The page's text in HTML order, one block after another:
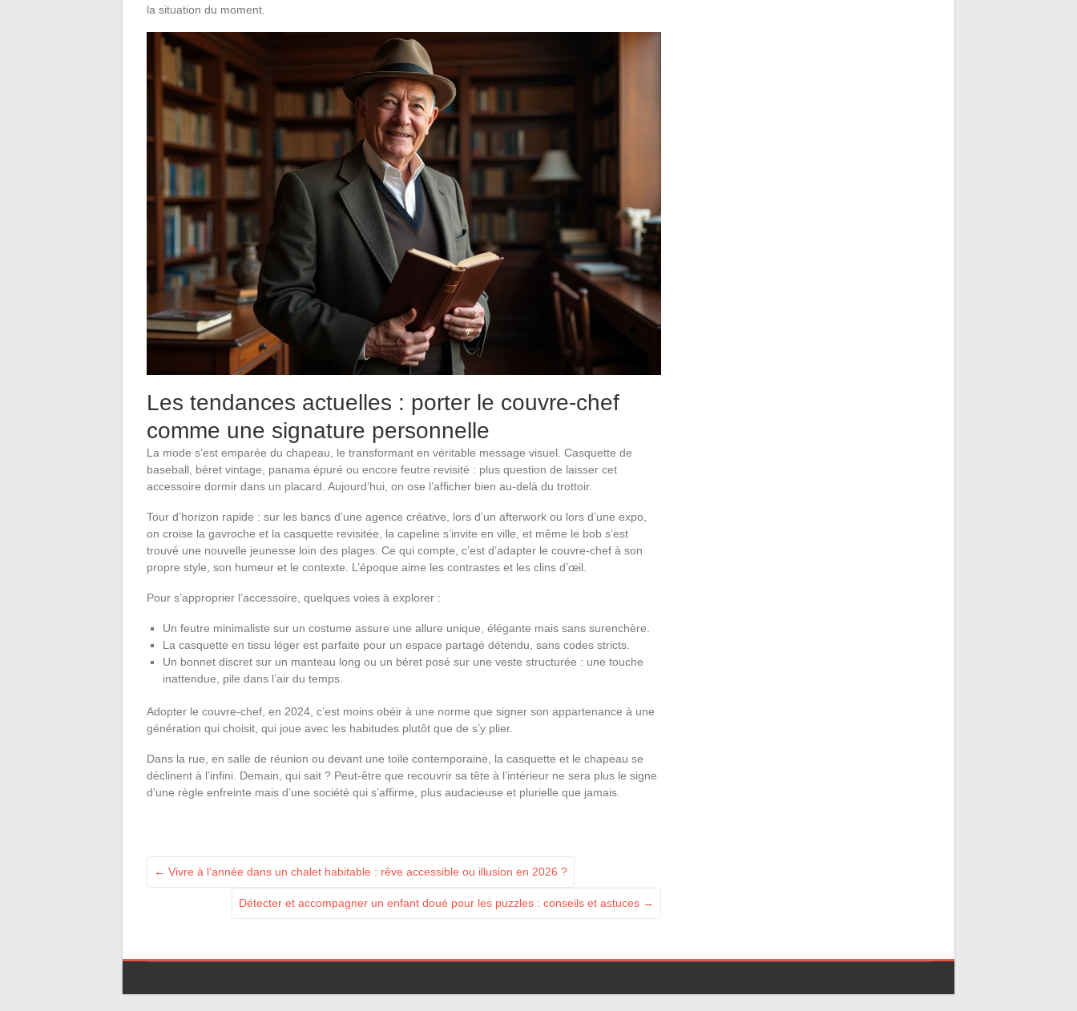
la situation du moment.
Les tendances actuelles : porter le couvre-chef
comme une signature personnelle
La mode s’est emparée du chapeau, le transformant en véritable message visuel. Casquette de
baseball, béret vintage, panama épuré ou encore feutre revisité : plus question de laisser cet
accessoire dormir dans un placard. Aujourd’hui, on ose l’afficher bien au-delà du trottoir.
Tour d’horizon rapide : sur les bancs d’une agence créative, lors d’un afterwork ou lors d’une expo,
on croise la gavroche et la casquette revisitée, la capeline s’invite en ville, et même le bob s’est
trouvé une nouvelle jeunesse loin des plages. Ce qui compte, c’est d’adapter le couvre-chef à son
propre style, son humeur et le contexte. L’époque aime les contrastes et les clins d’œil.
Pour s’approprier l’accessoire, quelques voies à explorer :
Un feutre minimaliste sur un costume assure une allure unique, élégante mais sans surenchère.
La casquette en tissu léger est parfaite pour un espace partagé détendu, sans codes stricts.
Un bonnet discret sur un manteau long ou un béret posé sur une veste structurée : une touche
inattendue, pile dans l’air du temps.
Adopter le couvre-chef, en 2024, c’est moins obéir à une norme que signer son appartenance à une
génération qui choisit, qui joue avec les habitudes plutôt que de s’y plier.
Dans la rue, en salle de réunion ou devant une toile contemporaine, la casquette et le chapeau se
déclinent à l’infini. Demain, qui sait ? Peut-être que recouvrir sa tête à l’intérieur ne sera plus le signe
d’une règle enfreinte mais d’une société qui s’affirme, plus audacieuse et plurielle que jamais.
← Vivre à l’année dans un chalet habitable : rêve accessible ou illusion en 2026 ?
Détecter et accompagner un enfant doué pour les puzzles : conseils et astuces →